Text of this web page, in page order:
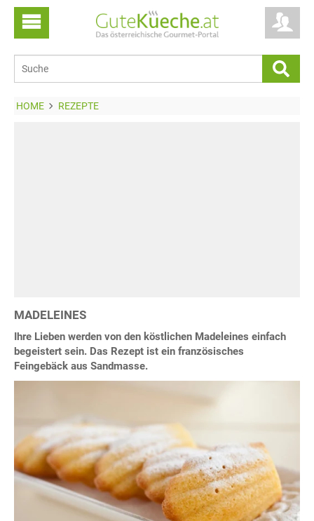
HOME REZEPTE
MADELEINES
Ihre Lieben werden von den köstlichen Madeleines einfach
begeistert sein. Das Rezept ist ein französisches
Feingebäck aus Sandmasse.